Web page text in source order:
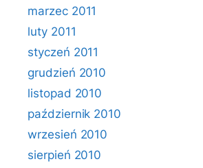
marzec 2011
luty 2011
styczeń 2011
grudzień 2010
listopad 2010
październik 2010
wrzesień 2010
sierpień 2010